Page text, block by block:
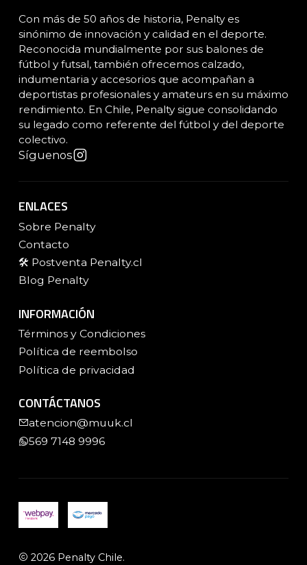
Con más de 50 años de historia, Penalty es
sinónimo de innovación y calidad en el deporte.
Reconocida mundialmente por sus balones de
fútbol y futsal, también ofrecemos calzado,
indumentaria y accesorios que acompañan a
deportistas profesionales y amateurs en su máximo
rendimiento. En Chile, Penalty sigue consolidando
su legado como referente del fútbol y del deporte
colectivo.
Síguenos
ENLACES
Sobre Penalty
Contacto
🛠️ Postventa Penalty.cl
Blog Penalty
INFORMACIÓN
Términos y Condiciones
Política de reembolso
Política de privacidad
CONTÁCTANOS
atencion@muuk.cl
569 7148 9996
2026 Penalty Chile.